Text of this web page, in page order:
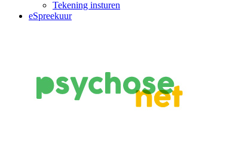
Tekening insturen
eSpreekuur